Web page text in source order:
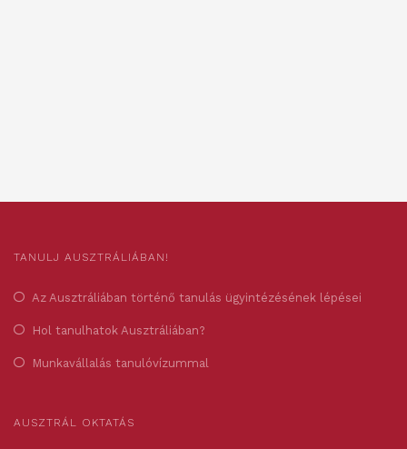
TANULJ AUSZTRÁLIÁBAN!
Az Ausztráliában történő tanulás ügyintézésének lépései
Hol tanulhatok Ausztráliában?
Munkavállalás tanulóvízummal
AUSZTRÁL OKTATÁS